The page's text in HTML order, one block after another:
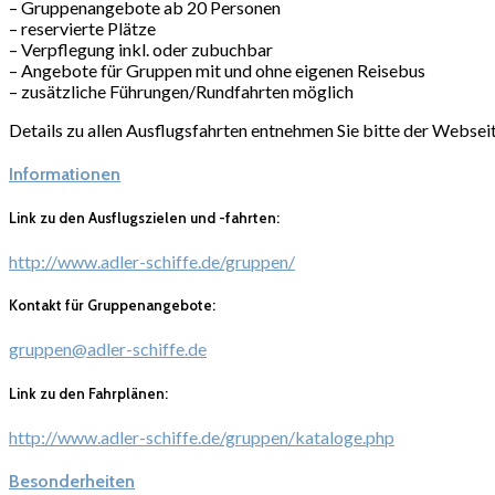
– Gruppenangebote ab 20 Personen
– reservierte Plätze
– Verpflegung inkl. oder zubuchbar
– Angebote für Gruppen mit und ohne eigenen Reisebus
– zusätzliche Führungen/Rundfahrten möglich
Details zu allen Ausflugsfahrten entnehmen Sie bitte der
Informationen
Link zu den Ausflugszielen und -fahrten:
http://www.adler-schiffe.de/gruppen/
Kontakt für Gruppenangebote:
gruppen@adler-schiffe.de
Link zu den Fahrplänen:
http://www.adler-schiffe.de/gruppen/kataloge.php
Besonderheiten